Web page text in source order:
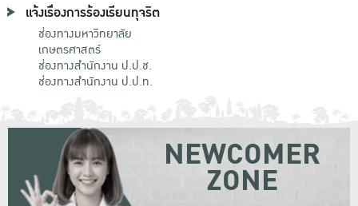
แจ้งเรื่องการร้องเรียนทุจริต
ช่องทางมหาวิทยาลัย
เกษตรศาสตร์
ช่องทางสำนักงาน ป.ป.ช.
ช่องทางสำนักงาน ป.ป.ท.
NEWCOMER
ZONE